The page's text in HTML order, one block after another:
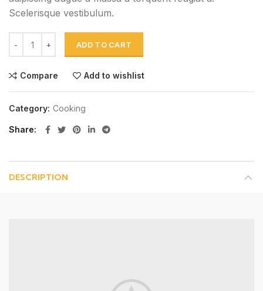
Scelerisque vestibulum.
ADD TO CART
Compare Add to wishlist
Category: Cooking
Share
DESCRIPTION